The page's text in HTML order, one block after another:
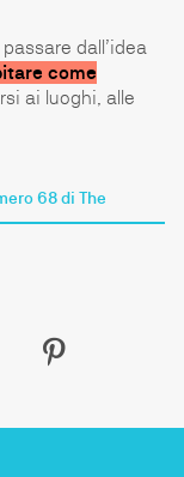
dall’idea
come
ai luoghi, alle
68 di The
p